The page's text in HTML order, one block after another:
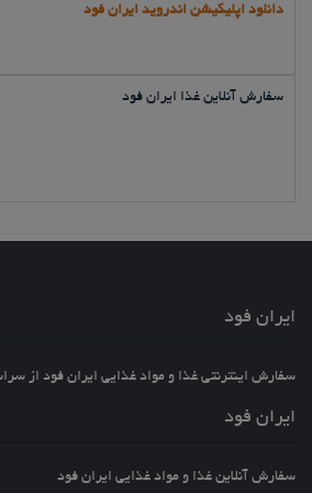
دانلود اپلیکیشن اندروید ایران فود
سفارش آنلاین غذا ایران فود
ایران فود
سفارش اینترنتی غذا و مواد غذایی ایران فود از
ایران فود
سفارش آنلاین غذا و مواد غذایی ایران فود